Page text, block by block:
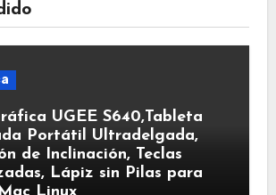
UGEE S640,Tableta
Portátil Ultradelgada,
de Inclinación, Teclas
Lápiz sin Pilas para